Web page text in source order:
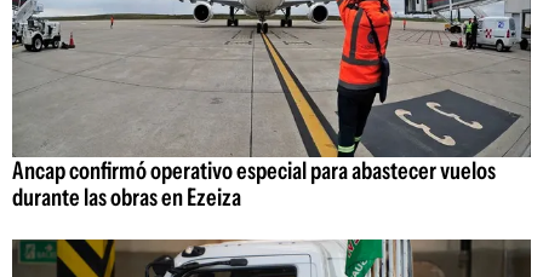
Ancap confirmó operativo especial para abastecer vuelos
durante las obras en Ezeiza